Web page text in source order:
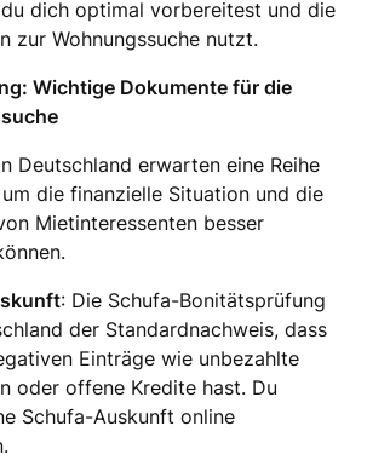
dich optimal vorbereitest und die
zur Wohnungssuche nutzt.
Wichtige Dokumente für die
Deutschland erwarten eine Reihe
die finanzielle Situation und die
Mietinteressenten besser
: Die Schufa-Bonitätsprüfung
der Standardnachweis, dass
Einträge wie unbezahlte
oder offene Kredite hast. Du
Schufa-Auskunft online